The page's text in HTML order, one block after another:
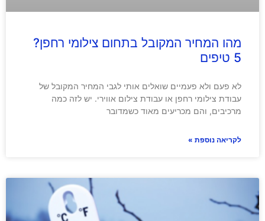
מהו המחיר המקובל בתחום צילומי רחפן?
5 טיפים
לא פעם ולא פעמיים שואלים אותי לגבי המחיר המקובל של
עבודת צילומי רחפן או עבודת צילום אווירי. יש לזה כמה
מרכיבים, והם מכריעים מאוד כשמדובר
לקריאה נוספת »